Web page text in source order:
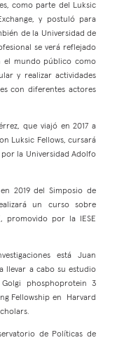
como parte del Luksic
y postuló para
de la Universidad de
se verá reflejado
el mundo público como
y realizar actividades
con diferentes actores
que viajó en 2017 a
Luksic Fellows, cursará
la Universidad Adolfo
2019 del Simposio de
un curso sobre
promovido por la IESE
está Juan
llevar a cabo su estudio
phosphoprotein 3
Fellowship en Harvard
de Políticas de